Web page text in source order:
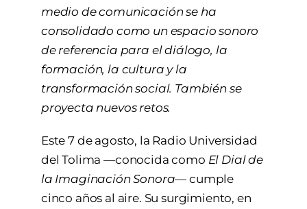
medio de comunicación se ha
consolidado como un espacio sonoro
de referencia para el diálogo, la
formación, la cultura y la
transformación social. También se
proyecta nuevos retos.
Este 7 de agosto, la Radio Universidad
del Tolima —conocida como El Dial de
la Imaginación Sonora— cumple
cinco años al aire. Su surgimiento, en